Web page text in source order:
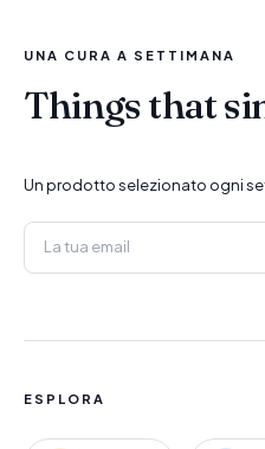
UNA CURA A SETTIMANA
Things that
Un prodotto selezionato ogni
ESPLORA